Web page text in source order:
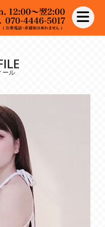
toggle
ール